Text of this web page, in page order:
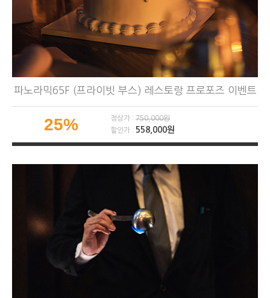
파노라믹65F (프라이빗 부스) 레스토랑 프로포즈 이벤트
25% 정상가 : 750,000원
할인가 : 558,000원